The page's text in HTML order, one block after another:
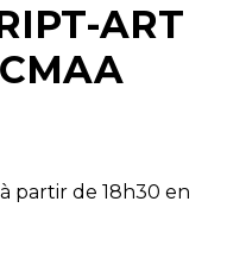
ART
partir de 18h30 en